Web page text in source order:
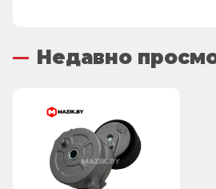
Недавно